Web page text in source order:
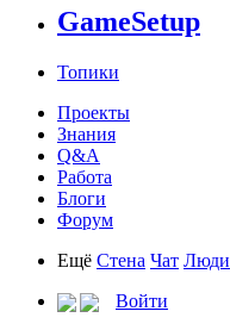
GameSetup
Топики
Проекты
Знания
Q&A
Работа
Блоги
Форум
Ещё Стена Чат Люди
Войти